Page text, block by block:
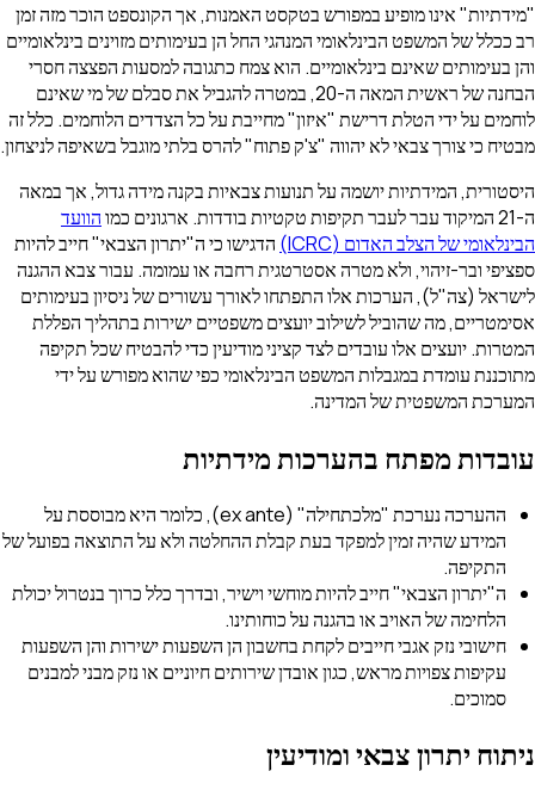
"מידתיות" אינו מופיע במפורש בטקסט האמנות, אך הקונספט הוכר מזה זמן
רב ככלל של המשפט הבינלאומי המנהגי החל הן בעימותים מזוינים בינלאומיים
והן בעימותים שאינם בינלאומיים. הוא צמח כתגובה למסעות הפצצה חסרי
הבחנה של ראשית המאה ה-20, במטרה להגביל את סבלם של מי שאינם
לוחמים על ידי הטלת דרישת "איזון" מחייבת על כל הצדדים הלוחמים. כלל זה
מבטיח כי צורך צבאי לא יהווה "צ'ק פתוח" להרס בלתי מוגבל בשאיפה לניצחון.
היסטורית, המידתיות יושמה על תנועות צבאיות בקנה מידה גדול, אך במאה
ה-21 המיקוד עבר לעבר תקיפות טקטיות בודדות. ארגונים כמו
הוועד
הבינלאומי של הצלב האדום (ICRC)
הדגישו כי ה"יתרון הצבאי" חייב להיות
ספציפי ובר-זיהוי, ולא מטרה אסטרטגית רחבה או עמומה. עבור צבא ההגנה
לישראל (צה"ל), הערכות אלו התפתחו לאורך עשורים של ניסיון בעימותים
אסימטריים, מה שהוביל לשילוב יועצים משפטיים ישירות בתהליך הפללת
המטרות. יועצים אלו עובדים לצד קציני מודיעין כדי להבטיח שכל תקיפה
מתוכננת עומדת במגבלות המשפט הבינלאומי כפי שהוא מפורש על ידי
המערכת המשפטית של המדינה.
עובדות מפתח בהערכות מידתיות
ההערכה נערכת "מלכתחילה" (ex ante), כלומר היא מבוססת על
המידע שהיה זמין למפקד בעת קבלת ההחלטה ולא על התוצאה בפועל של
התקיפה.
ה"יתרון הצבאי" חייב להיות מוחשי וישיר, ובדרך כלל כרוך בנטרול יכולת
הלחימה של האויב או בהגנה על כוחותינו.
חישובי נזק אגבי חייבים לקחת בחשבון הן השפעות ישירות והן השפעות
עקיפות צפויות מראש, כגון אובדן שירותים חיוניים או נזק מבני למבנים
סמוכים.
ניתוח יתרון צבאי ומודיעין